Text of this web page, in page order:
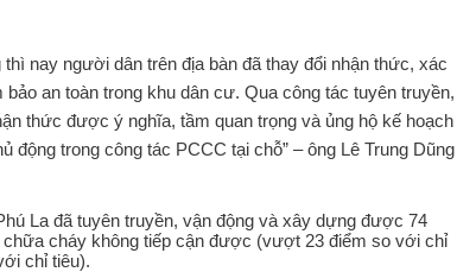
nay người dân trên địa bàn đã thay đổi nhận thức, xác
an toàn trong khu dân cư. Qua công tác tuyên truyền,
thức được ý nghĩa, tầm quan trọng và ủng hộ kế hoạch
trong công tác PCCC tại chỗ” – ông Lê Trung Dũng
La đã tuyên truyền, vận động và xây dựng được 74
cháy không tiếp cận được (vượt 23 điểm so với chỉ
chỉ tiêu).